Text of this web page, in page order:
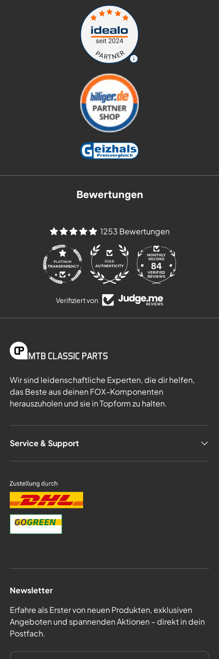
Bewertungen
1253 Bewertungen
84
Verifiziert von
Wir sind leidenschaftliche Experten, die dir helfen,
das Beste aus deinen FOX-Komponenten
herauszuholen und sie in Topform zu halten.
Service & Support
Newsletter
Erfahre als Erster von neuen Produkten, exklusiven
Angeboten und spannenden Aktionen – direkt in dein
Postfach.
E-Mail